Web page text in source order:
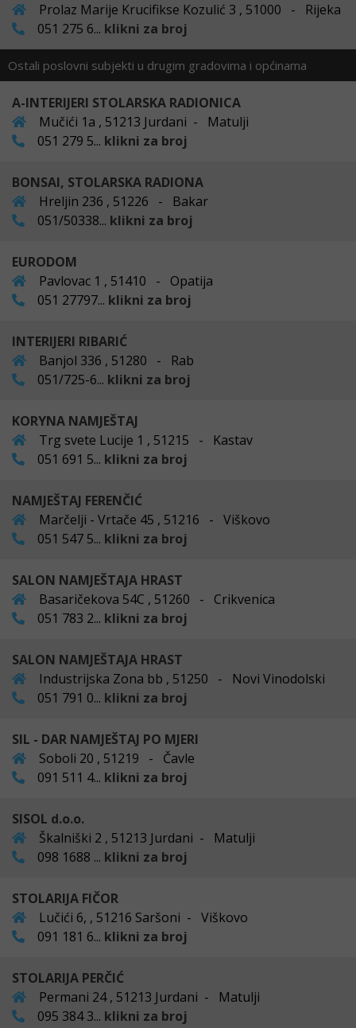
Prolaz Marije Krucifikse Kozulić 3 , 51000 - Rijeka
051 275 6... klikni za broj
Ostali poslovni subjekti u drugim gradovima i općinama
A-INTERIJERI STOLARSKA RADIONICA
Mučići 1a , 51213 Jurdani - Matulji
051 279 5... klikni za broj
BONSAI, STOLARSKA RADIONA
Hreljin 236 , 51226 - Bakar
051/50338... klikni za broj
EURODOM
Pavlovac 1 , 51410 - Opatija
051 27797... klikni za broj
INTERIJERI RIBARIĆ
Banjol 336 , 51280 - Rab
051/725-6... klikni za broj
KORYNA NAMJEŠTAJ
Trg svete Lucije 1 , 51215 - Kastav
051 691 5... klikni za broj
NAMJEŠTAJ FERENČIĆ
Marčelji - Vrtače 45 , 51216 - Viškovo
051 547 5... klikni za broj
SALON NAMJEŠTAJA HRAST
Basaričekova 54C , 51260 - Crikvenica
051 783 2... klikni za broj
SALON NAMJEŠTAJA HRAST
Industrijska Zona bb , 51250 - Novi Vinodolski
051 791 0... klikni za broj
SIL - DAR NAMJEŠTAJ PO MJERI
Soboli 20 , 51219 - Čavle
091 511 4... klikni za broj
SISOL d.o.o.
Škalniški 2 , 51213 Jurdani - Matulji
098 1688 ... klikni za broj
STOLARIJA FIČOR
Lučići 6, , 51216 Saršoni - Viškovo
091 181 6... klikni za broj
STOLARIJA PERČIĆ
Permani 24 , 51213 Jurdani - Matulji
095 384 3... klikni za broj